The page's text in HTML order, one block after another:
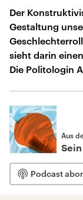
Der
Gestaltung
sieht darin
Die Politologin
Aus
Podcast